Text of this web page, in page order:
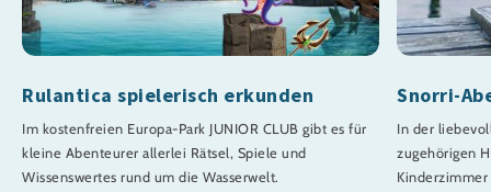
Rulantica spielerisch erkunden
Im kostenfreien Europa-Park JUNIOR CLUB gibt es für
kleine Abenteurer allerlei Rätsel, Spiele und
Wissenswertes rund um die Wasserwelt.
Snorri-
In der
zugehörigen